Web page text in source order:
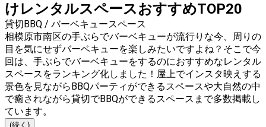
けレンタルスペースおすすめTOP20
貸切BBQ / バーベキュースペース
相模原市南区の手ぶらでバーベキューが流行りな今、周りの
目を気にせずバーベキューを楽しみたいですよね？そこで今
回は、手ぶらでバーベキューをするのにおすすめなレンタル
スペースをランキング化しました！屋上でインスタ映えする
景色を見ながらBBQパーティができるスペースや大自然の中
で癒されながら貸切でBBQができるスペースまで多数掲載し
ています。
(続く)